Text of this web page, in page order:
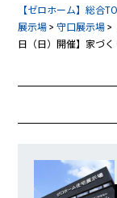
【ゼロホーム】総合
展示場 >守口展示場 >
日（日）開催】家づ